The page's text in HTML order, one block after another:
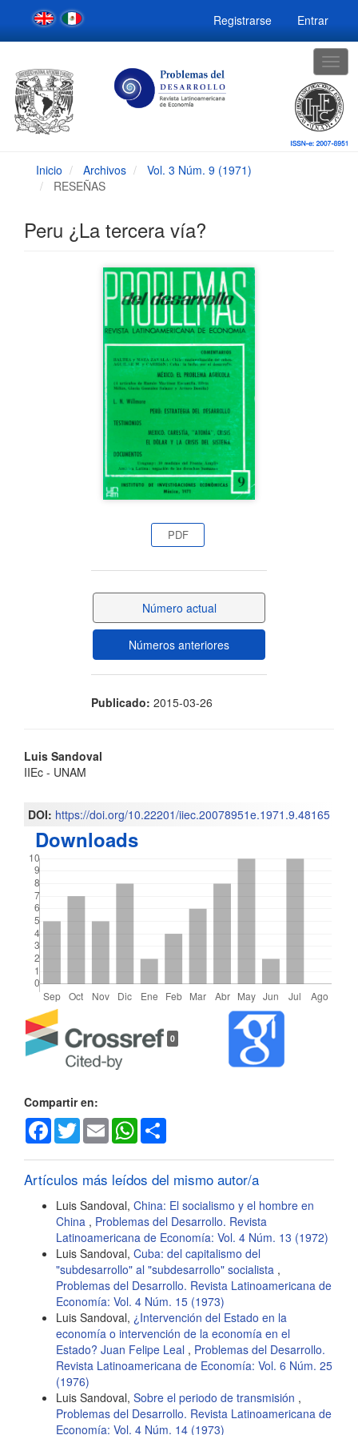
Navegación
principal
Contenido
Barra
lateral
Registrarse Entrar
Inicio Archivos
Vol. 3 Núm. 9 (1971)
RESEÑAS
Peru ¿La tercera vía?
PDF
Número actual
Números anteriores
Publicado: 2015-03-26
Contenido
del
artículo
Luis Sandoval
IIEc - UNAM
DOI: https://doi.org/10.22201/iiec.20078951e.1971.9.48165
Downloads
Detalles
del
artículo
0
Compartir en:
Facebook
TwitterEmail WhatsApp
Artículos más leídos del mismo autor/a
Luis Sandoval, China: El socialismo y el hombre en
China , Problemas del Desarrollo. Revista
Latinoamericana de Economía: Vol. 4 Núm. 13 (1972)
Luis Sandoval, Cuba: del capitalismo del
"subdesarrollo" al "subdesarrollo" socialista ,
Problemas del Desarrollo. Revista Latinoamericana de
Economía: Vol. 4 Núm. 15 (1973)
Luis Sandoval, ¿Intervención del Estado en la
economía o intervención de la economía en el
Estado? Juan Felipe Leal , Problemas del Desarrollo.
Revista Latinoamericana de Economía: Vol. 6 Núm. 25
(1976)
Luis Sandoval, Sobre el periodo de transmisión ,
Problemas del Desarrollo. Revista Latinoamericana de
Economía: Vol. 4 Núm. 14 (1973)